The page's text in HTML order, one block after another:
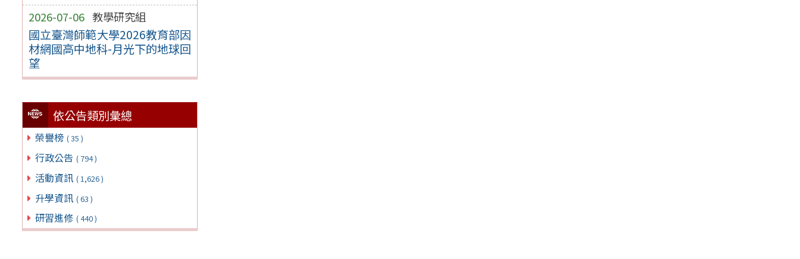
2026-07-06 教學研究組
國立臺灣師範大學2026教育部因
材網國高中地科-月光下的地球回
望
依公告類別彙總
榮譽榜 ( 35 )
行政公告 ( 794 )
活動資訊 ( 1,626 )
升學資訊 ( 63 )
研習進修 ( 440 )